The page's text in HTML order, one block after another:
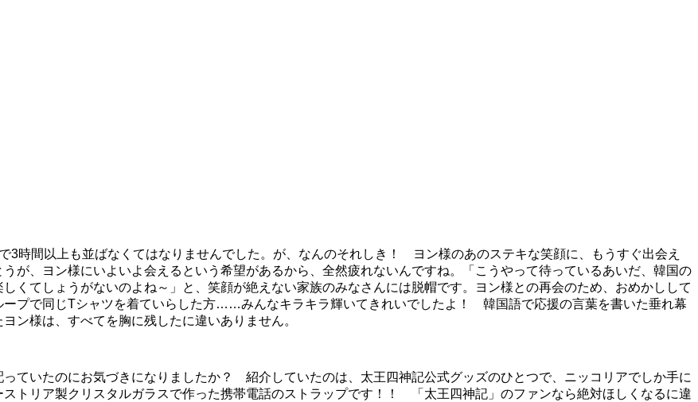
時間以上も並ばなくてはなりませんでした。が、なんのそれしき！ ヨン様のあのステキな笑顔に、もうすぐ出会え
が、ヨン様にいよいよ会えるという希望があるから、全然疲れないんですね。「こうやって待っているあいだ、韓国の
くてしょうがないのよね～」と、笑顔が絶えない家族のみなさんには脱帽です。ヨン様との再会のため、おめかしして
ープで同じTシャツを着ていらした方……みんなキラキラ輝いてきれいでしたよ！ 韓国語で応援の言葉を書いた垂れ幕
様は、すべてを胸に残したに違いありません。
っていたのにお気づきになりましたか？ 紹介していたのは、太王四神記公式グッズのひとつで、ニッコリアでしか手に
トリア製クリスタルガラスで作った携帯電話のストラップです！！ 「太王四神記」のファンなら絶対ほしくなるに違